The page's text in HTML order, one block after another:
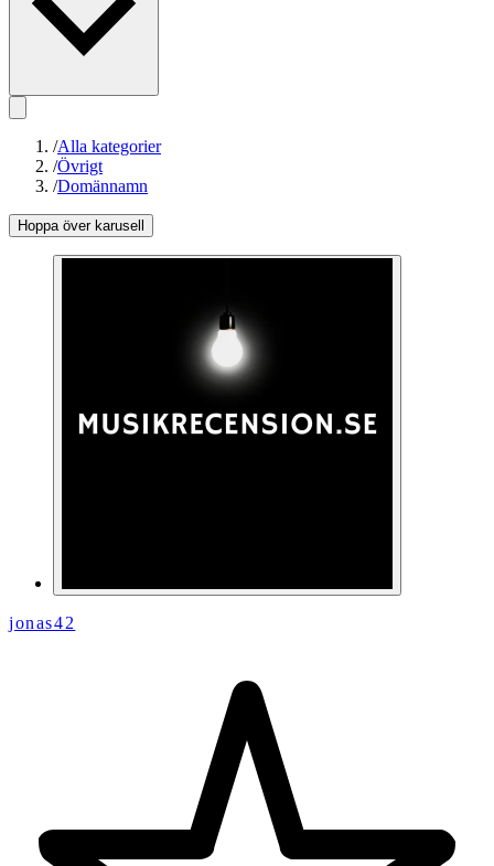
/Alla kategorier
/Övrigt
/Domännamn
Hoppa över karusell
jonas42